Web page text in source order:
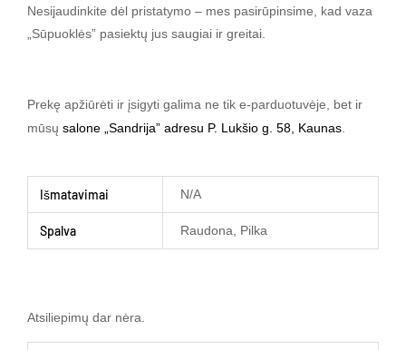
Nesijaudinkite dėl pristatymo – mes pasirūpinsime, kad vaza
„Sūpuoklės” pasiektų jus saugiai ir greitai.
Prekę apžiūrėti ir įsigyti galima ne tik e-parduotuvėje, bet ir
mūsų salone „Sandrija” adresu P. Lukšio g. 58, Kaunas.
Išmatavimai N/A
Spalva Raudona, Pilka
Atsiliepimų dar nėra.